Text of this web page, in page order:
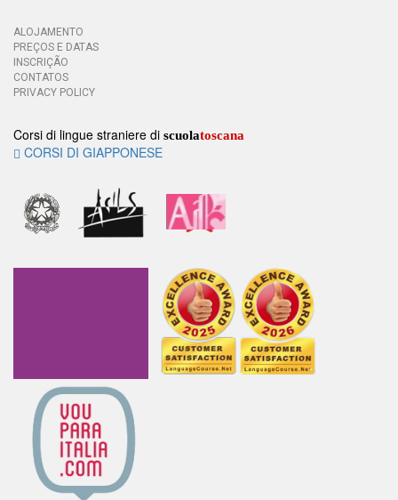
ALOJAMENTO
PREÇOS E DATAS
INSCRIÇÃO
CONTATOS
PRIVACY POLICY
Corsi di lingue straniere di scuolatoscana
CORSI DI GIAPPONESE